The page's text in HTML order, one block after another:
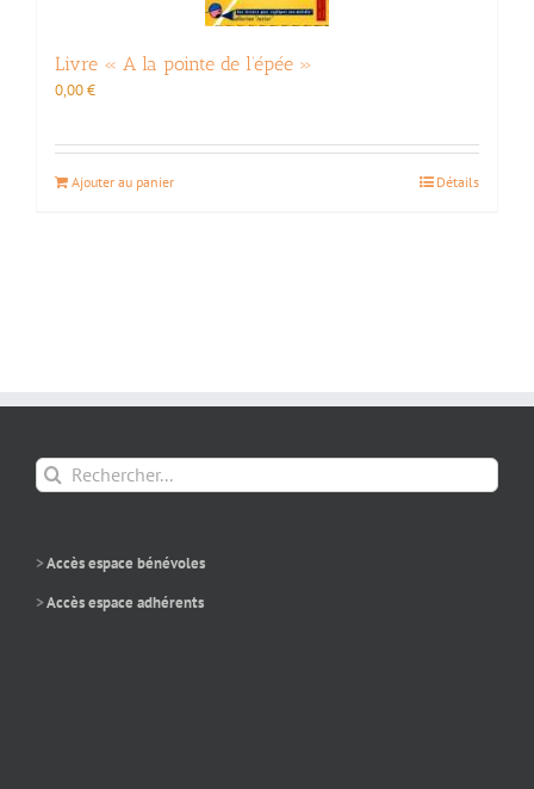
Livre « A la pointe de l’épée »
0,00€
Ajouter au panier Détails
Rechercher:
>Accès espace bénévoles
>Accès espace adhérents